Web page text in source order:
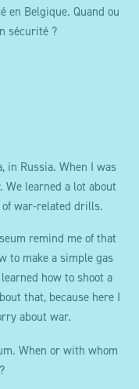
en Belgique. Quand ou
sécurité ?
in Russia. When I was
learned a lot about
war-related drills.
remind me of that
to make a simple gas
how to shoot a
that, because here I
about war.
When or with whom